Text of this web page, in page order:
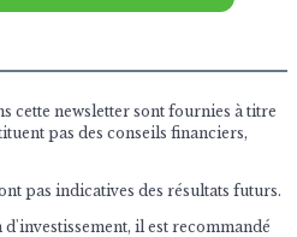
cette newsletter sont fournies à titre
pas des conseils financiers,
pas indicatives des résultats futurs.
il est recommandé